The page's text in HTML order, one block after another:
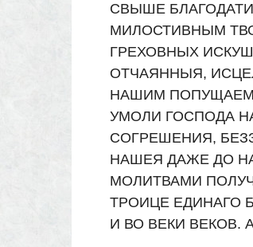
СВЫШЕ
МИЛОСТИВНЫМ
ГРЕХОВНЫХ
ОТЧАЯННЫЯ,
НАШИМ
УМОЛИ ГОСПОДА
СОГРЕШЕНИЯ,
НАШЕЯ ДАЖЕ ДО
МОЛИТВАМИ
ТРОИЦЕ ЕДИНАГО
И ВО ВЕКИ ВЕКОВ.